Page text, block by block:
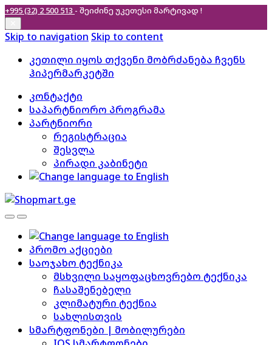
+995 (32) 2 500 513 - შეიძინე უკეთესი მარტივად !
Skip to navigation Skip to content
კეთილი იყოს თქვენი მობრძანება ჩვენს
ჰიპერმარკეტში
კონტაქტი
საპარტნიორო პროგრამა
პარტნიორი
რეგისტრაცია
შესვლა
პირადი კაბინეტი
პრომო აქციები
საოჯახო ტექნიკა
მსხვილი საყოფაცხოვრებო ტექნიკა
ჩასაშენებელი
კლიმატური ტექნია
სახლისთვის
სმარტფონები | მობილურები